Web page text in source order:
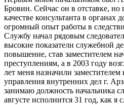
Бровин. Сейчас он в отставке, но
качестве консультанта в органах
огромный опыт работы в
Службу начал рядовым
высокие показатели служебной
повышение, став заместителем
преступлениям, а в 2003 году
лет меня назначили заместителем
управления внутренних дел г.
занимаю должность начальника
августе исполнится 31 год, как